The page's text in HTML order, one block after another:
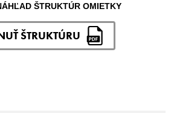
ŠTRUKTÚR OMIETKY
ŠTRUKTÚRU